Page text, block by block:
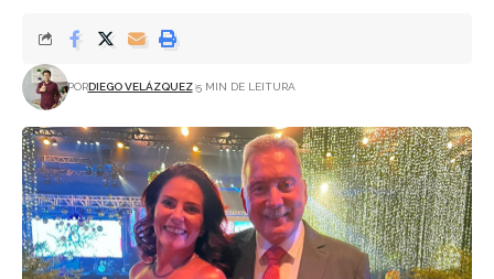
PORDIEGO VELÁZQUEZ 5 MIN DE LEITURA